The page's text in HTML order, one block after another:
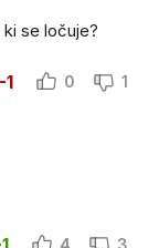
se ločuje?
-1 0 1